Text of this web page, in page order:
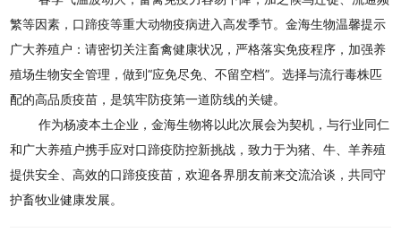
繁等因素，口蹄疫等重大动物疫病进入高发季节。金海生物温馨提示
广大养殖户：请密切关注畜禽健康状况，严格落实免疫程序 ，加强养
殖场生物安全管理，做到“应免尽免、不留空档”。选择与流行毒株匹
配的高品质疫苗，是筑牢防疫第一道防线的关键。
作为杨凌本土企业，金海生物将以此次展会为契机，与行业同仁
和广大养殖户携手应对口蹄疫防控新挑战，致力于为猪、牛、羊养殖
提供安全、高效的口蹄疫疫苗，欢迎各界朋友前来交流洽谈，共同守
护畜牧业健康发展。